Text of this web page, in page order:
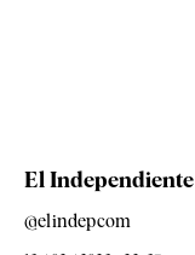
El Independiente
@elindepcom